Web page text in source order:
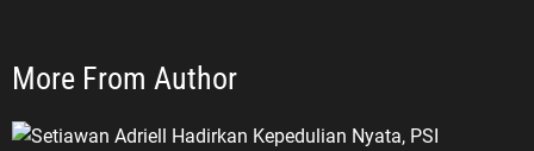
More From Author